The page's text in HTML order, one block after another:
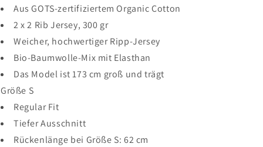
Aus GOTS-zertifiziertem Organic Cotton
2 x 2 Rib Jersey, 300 gr
Weicher, hochwertiger Ripp-Jersey
Bio-Baumwolle-Mix mit Elasthan
Das Model ist 173 cm groß und trägt
Größe S
Regular Fit
Tiefer Ausschnitt
Rückenlänge bei Größe S: 62 cm